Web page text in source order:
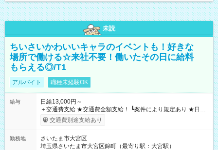
未読
ちいさいかわいいキャラのイベントも！好きな
場所で働ける☆来社不要！働いたその日に給料
もらえる◎/T1
アルバイト 職種未経験OK
給与
日給13,000円～
＋交通費支給 ★交通費全額支給！ ┗案件により規定あり ★日払
いOK！（規定あり） ┗働いたその日に現金GET♪ お仕事後はコ
ンビニATMから 日払い分を引き落とせます！ 【試用期間】試
交通費別途支給あり
勤務地
さいたま市大宮区
埼玉県さいたま市大宮区錦町（最寄り駅：大宮駅）